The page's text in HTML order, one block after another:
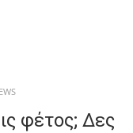
φέτος; Δες